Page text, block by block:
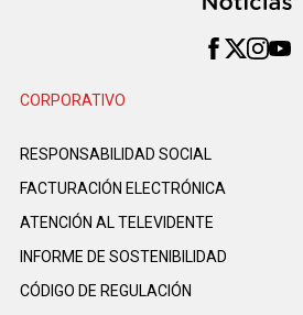
CORPORATIVO
RESPONSABILIDAD SOCIAL
FACTURACIÓN ELECTRÓNICA
ATENCIÓN AL TELEVIDENTE
INFORME DE SOSTENIBILIDAD
CÓDIGO DE REGULACIÓN